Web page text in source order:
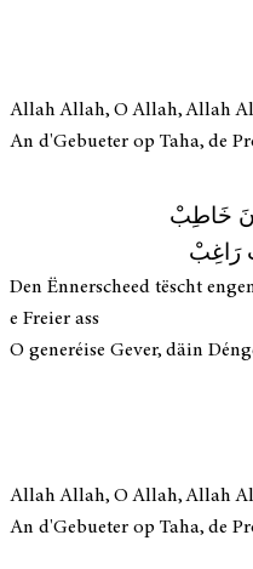
Allah Allah, O Allah, Allah
An d'Gebueter op Taha, de
خَاطِبْ
رَاغِبْ
Den Ënnerscheed tëscht
e Freier ass
O generéise Gever, däin
Allah Allah, O Allah, Allah
An d'Gebueter op Taha, de